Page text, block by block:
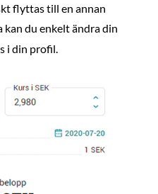
flyttas till en annan
kan du enkelt ändra din
i din profil.